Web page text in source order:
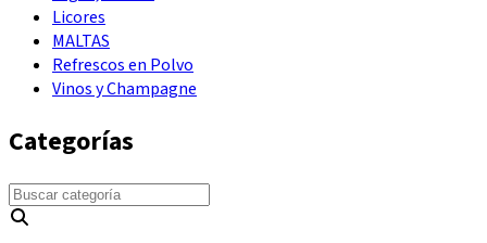
Licores
MALTAS
Refrescos en Polvo
Vinos y Champagne
Categorías